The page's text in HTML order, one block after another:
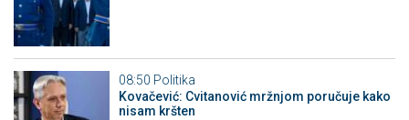
08:50 Politika
Kovačević: Cvitanović mržnjom poručuje kako
nisam kršten